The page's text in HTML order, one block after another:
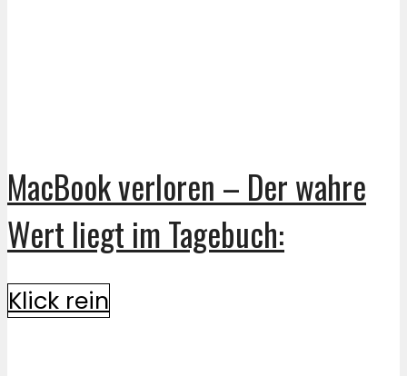
MacBook verloren – Der wahre
Wert liegt im Tagebuch:
Klick rein